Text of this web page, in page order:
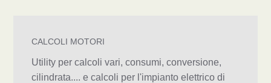
CALCOLI MOTORI
Utility per calcoli vari, consumi, conversione,
cilindrata.... e calcoli per l'impianto elettrico di